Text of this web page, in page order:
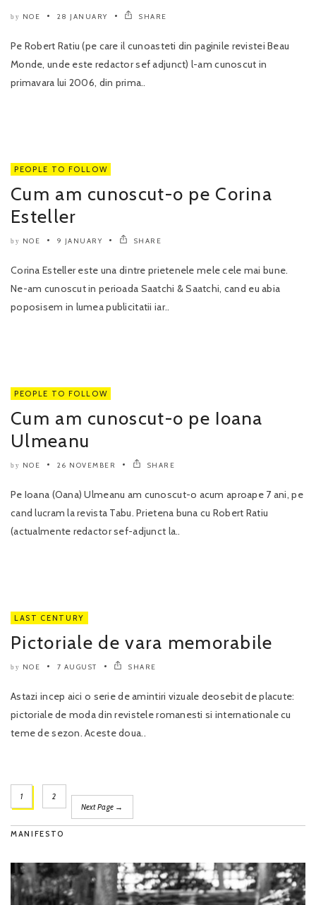
by NOE 28 JANUARY SHARE
Pe Robert Ratiu (pe care il cunoasteti din paginile revistei Beau
Monde, unde este redactor sef adjunct) l-am cunoscut in
primavara lui 2006, din prima..
PEOPLE TO FOLLOW
Cum am cunoscut-o pe Corina
Esteller
by NOE 9 JANUARY SHARE
Corina Esteller este una dintre prietenele mele cele mai bune.
Ne-am cunoscut in perioada Saatchi & Saatchi, cand eu abia
poposisem in lumea publicitatii iar..
PEOPLE TO FOLLOW
Cum am cunoscut-o pe Ioana
Ulmeanu
by NOE 26 NOVEMBER SHARE
Pe Ioana (Oana) Ulmeanu am cunoscut-o acum aproape 7 ani, pe
cand lucram la revista Tabu. Prietena buna cu Robert Ratiu
(actualmente redactor sef-adjunct la..
LAST CENTURY
Pictoriale de vara memorabile
by NOE 7 AUGUST SHARE
Astazi incep aici o serie de amintiri vizuale deosebit de placute:
pictoriale de moda din revistele romanesti si internationale cu
teme de sezon. Aceste doua..
1
2
Next Page →
MANIFESTO